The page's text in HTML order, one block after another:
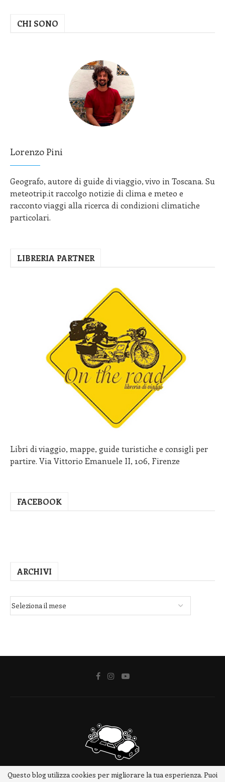
CHI SONO
Lorenzo Pini
Geografo, autore di guide di viaggio, vivo in Toscana. Su
meteotrip.it raccolgo notizie di clima e meteo e
racconto viaggi alla ricerca di condizioni climatiche
particolari.
LIBRERIA PARTNER
Libri di viaggio, mappe, guide turistiche e consigli per
partire. Via Vittorio Emanuele II, 106, Firenze
FACEBOOK
ARCHIVI
Questo blog utilizza cookies per migliorare la tua esperienza. Puoi